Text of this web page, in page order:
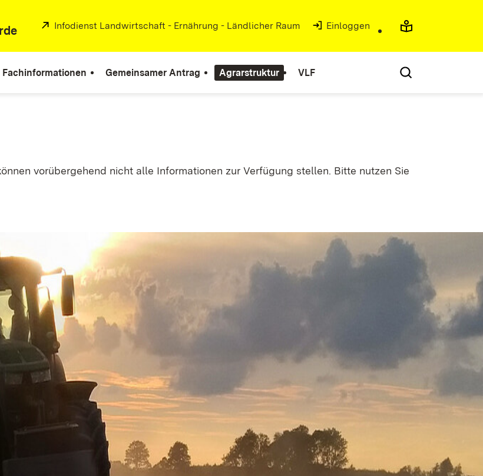
Extern:
Infodienst Landwirtschaft - Ernährung - Ländlicher Raum Einloggen
Fachinformationen Gemeinsamer Antrag Agrarstruktur VLF
vorübergehend nicht alle Informationen zur Verfügung stellen. Bitte nutzen Sie